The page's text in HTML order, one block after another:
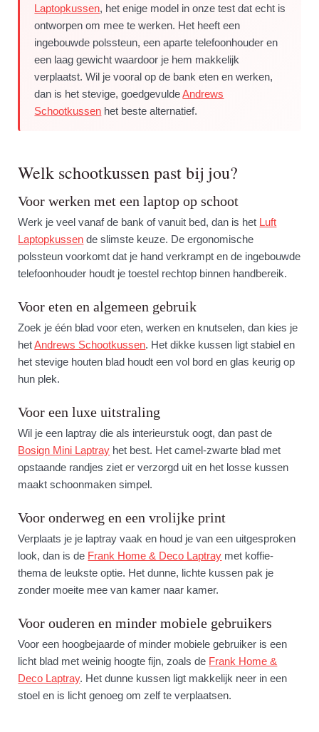
Laptopkussen, het enige model in onze test dat echt is
ontworpen om mee te werken. Het heeft een
ingebouwde polssteun, een aparte telefoonhouder en
een laag gewicht waardoor je hem makkelijk
verplaatst. Wil je vooral op de bank eten en werken,
dan is het stevige, goedgevuldeAndrews
Schootkussen het beste alternatief.
Welk schootkussen past bij jou?
Voor werken met een laptop op schoot
Werk je veel vanaf de bank of vanuit bed, dan is het Luft
Laptopkussen de slimste keuze. De ergonomische
polssteun voorkomt dat je hand verkrampt en de ingebouwde
telefoonhouder houdt je toestel rechtop binnen handbereik.
Voor eten en algemeen gebruik
Zoek je één blad voor eten, werken en knutselen, dan kies je
hetAndrews Schootkussen. Het dikke kussen ligt stabiel en
het stevige houten blad houdt een vol bord en glas keurig op
hun plek.
Voor een luxe uitstraling
Wil je een laptray die als interieurstuk oogt, dan past de
Bosign Mini Laptray het best. Het camel-zwarte blad met
opstaande randjes ziet er verzorgd uit en het losse kussen
maakt schoonmaken simpel.
Voor onderweg en een vrolijke print
Verplaats je je laptray vaak en houd je van een uitgesproken
look, dan is de Frank Home & Deco Laptray met koffie-
thema de leukste optie. Het dunne, lichte kussen pak je
zonder moeite mee van kamer naar kamer.
Voor ouderen en minder mobiele gebruikers
Voor een hoogbejaarde of minder mobiele gebruiker is een
licht blad met weinig hoogte fijn, zoals de Frank Home &
Deco Laptray. Het dunne kussen ligt makkelijk neer in een
stoel en is licht genoeg om zelf te verplaatsen.